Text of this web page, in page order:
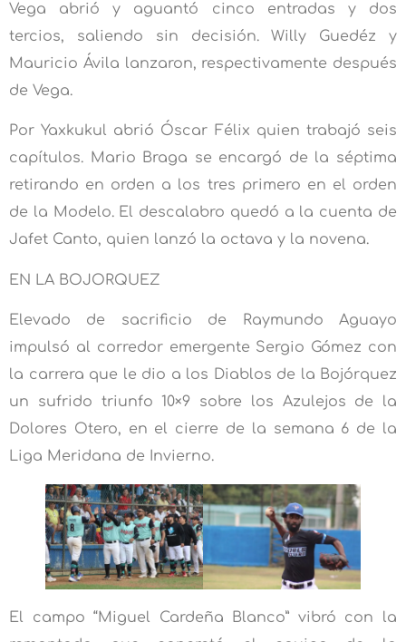
Vega abrió y aguantó cinco entradas y dos
tercios, saliendo sin decisión. Willy Guedéz y
Mauricio Ávila lanzaron, respectivamente después
de Vega.
Por Yaxkukul abrió Óscar Félix quien trabajó seis
capítulos. Mario Braga se encargó de la séptima
retirando en orden a los tres primero en el orden
de la Modelo. El descalabro quedó a la cuenta de
Jafet Canto, quien lanzó la octava y la novena.
EN LA BOJORQUEZ
Elevado de sacrificio de Raymundo Aguayo
impulsó al corredor emergente Sergio Gómez con
la carrera que le dio a los Diablos de la Bojórquez
un sufrido triunfo 10×9 sobre los Azulejos de la
Dolores Otero, en el cierre de la semana 6 de la
Liga Meridana de Invierno.
El campo “Miguel Cardeña Blanco” vibró con la